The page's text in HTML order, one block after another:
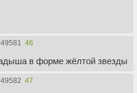
46
в форме жёлтой звезды
47